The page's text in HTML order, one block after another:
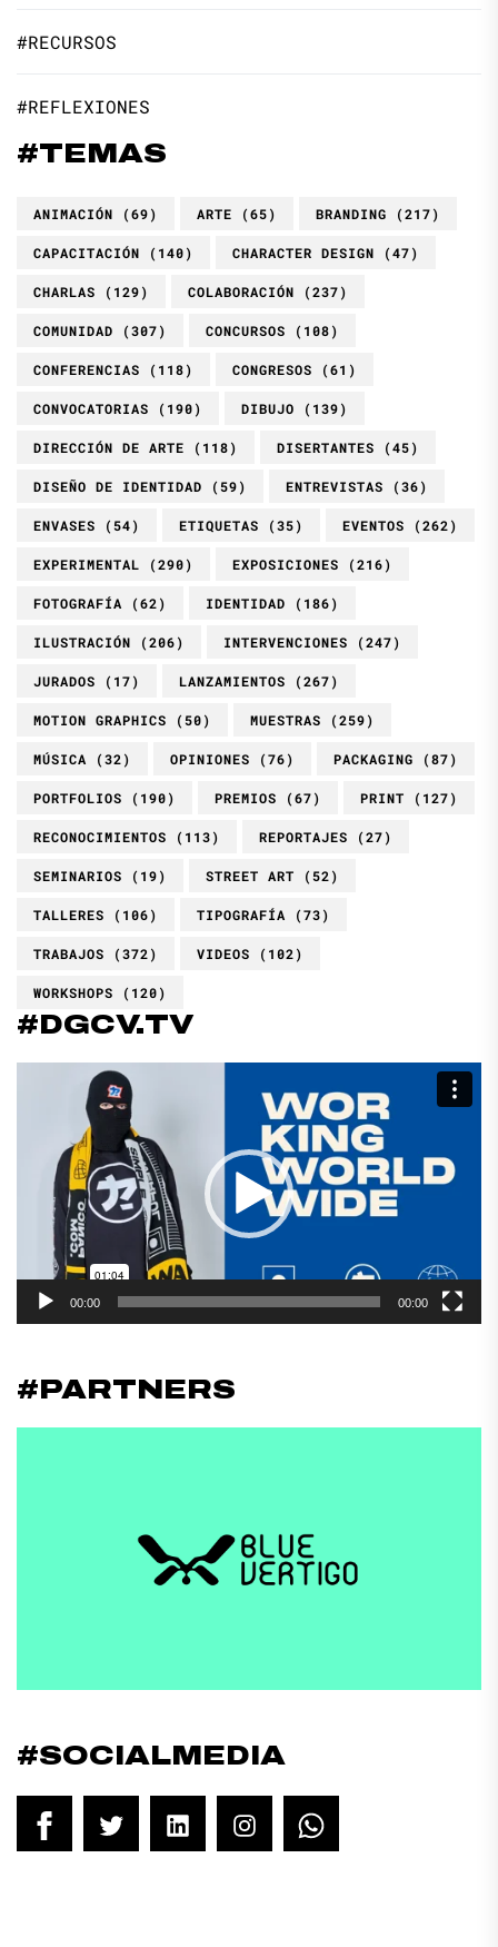
#RECURSOS
#REFLEXIONES
#TEMAS
ANIMACIÓN (69) ARTE (65) BRANDING (217)
CAPACITACIÓN (140) CHARACTER DESIGN (47)
CHARLAS (129) COLABORACIÓN (237)
COMUNIDAD (307) CONCURSOS (108)
CONFERENCIAS (118) CONGRESOS (61)
CONVOCATORIAS (190) DIBUJO (139)
DIRECCIÓN DE ARTE (118) DISERTANTES (45)
DISEÑO DE IDENTIDAD (59) ENTREVISTAS (36)
ENVASES (54) ETIQUETAS (35) EVENTOS (262)
EXPERIMENTAL (290) EXPOSICIONES (216)
FOTOGRAFÍA (62) IDENTIDAD (186)
ILUSTRACIÓN (206) INTERVENCIONES (247)
JURADOS (17) LANZAMIENTOS (267)
MOTION GRAPHICS (50) MUESTRAS (259)
MÚSICA (32) OPINIONES (76) PACKAGING (87)
PORTFOLIOS (190) PREMIOS (67) PRINT (127)
RECONOCIMIENTOS (113) REPORTAJES (27)
SEMINARIOS (19) STREET ART (52)
TALLERES (106) TIPOGRAFÍA (73)
TRABAJOS (372) VIDEOS (102)
WORKSHOPS (120)
#DGCV.TV
Reproductor
vídeo
00:00 00:00
#PARTNERS
#SOCIALMEDIA
FacebookTwitter LinkedInInstagram